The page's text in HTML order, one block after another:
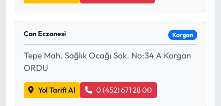
Can Eczanesi Korgan
Tepe Mah. Sağlık Ocağı Sok. No:34 A Korgan
ORDU
Yol Tarifi Al 0 (452) 671 28 00